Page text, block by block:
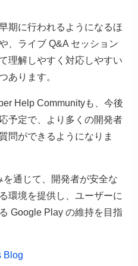
期に行われるようになるほ
、ライブ Q&A セッション
理解しやすく対応しやすい
あります。
Help Communityも、今後
予定で、より多くの開発者
問ができるようになりま
通じて、開発者が安全な
環境を提供し、ユーザーに
Google Play の維持を目指
Blog